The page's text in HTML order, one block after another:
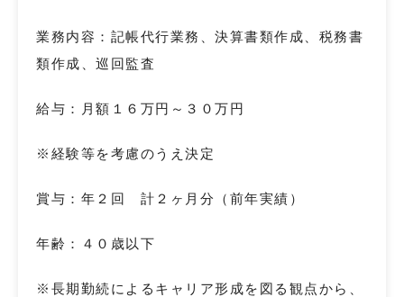
業務内容：記帳代行業務、決算書類作成、税務書
類作成、巡回監査
給与：月額１６万円～３０万円
※経験等を考慮のうえ決定
賞与：年２回 計２ヶ月分（前年実績）
年齢：４０歳以下
※長期勤続によるキャリア形成を図る観点から、